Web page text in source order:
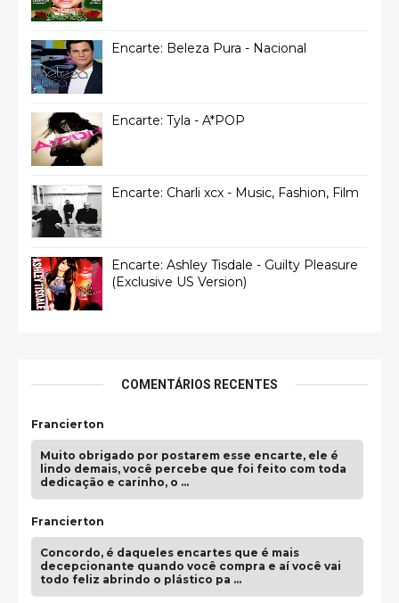
Encarte: Beleza Pura - Nacional
Encarte: Tyla - A*POP
Encarte: Charli xcx - Music, Fashion, Film
Encarte: Ashley Tisdale - Guilty Pleasure
(Exclusive US Version)
COMENTÁRIOS RECENTES
Francierton
Muito obrigado por postarem esse encarte, ele é
lindo demais, você percebe que foi feito com toda
dedicação e carinho, o …
Francierton
Concordo, é daqueles encartes que é mais
decepcionante quando você compra e aí você vai
todo feliz abrindo o plástico pa …